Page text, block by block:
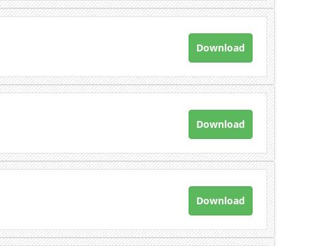
Download
Download
Download